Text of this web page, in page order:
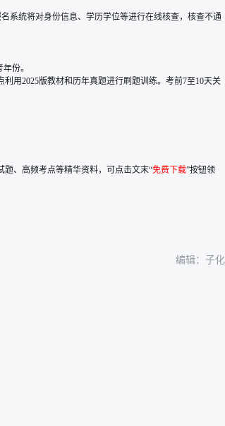
系统将对身份信息、学历学位等进行在线核查，核查不通
份。
用2025版教材和历年真题进行刷题训练。考前7至10天关
题、高频考点等精华资料，可点击文末“免费下载”按钮领
编辑：子化